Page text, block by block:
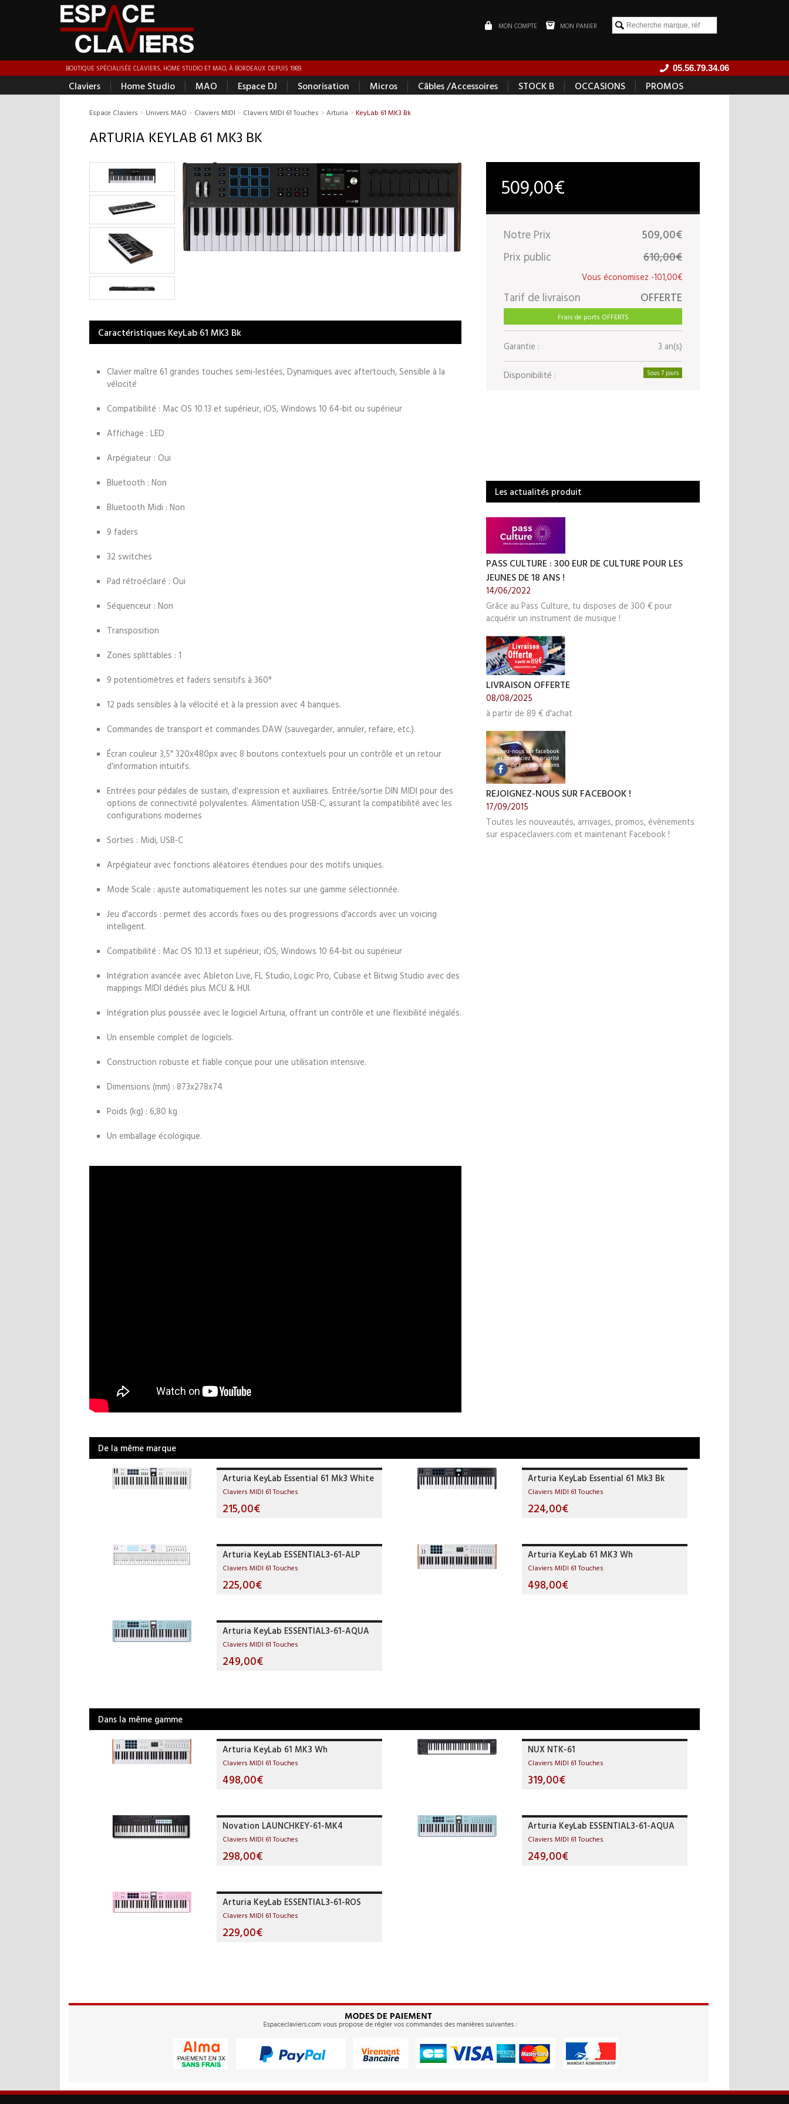
MON PANIER
MON COMPTE
05.56.79.34.06
BOUTIQUE SPÉCIALISÉE CLAVIERS, HOME STUDIO ET MAO, À BORDEAUX DEPUIS 1989.
Claviers | Home Studio | MAO | Espace DJ | Sonorisation | Micros | Câbles /Accessoires | STOCK B | OCCASIONS | PROMOS
Espace Claviers > Univers MAO > Claviers MIDI > Claviers MIDI 61 Touches > Arturia > KeyLab 61 MK3 Bk
ARTURIA KEYLAB 61 MK3 BK
509,00€
Notre Prix
509,00€
Prix public
610,00€
-101,00€
Tarif de livraison OFFERTE
Frais de ports OFFERTS
Garantie : 3 an(s)
Disponibilité : Sous 7 jours
Les actualités produit
PASS CULTURE : 300 EUR DE CULTURE POUR LES
JEUNES DE 18 ANS !
14/06/2022
Grâce au Pass Culture, tu disposes de 300 € pour
acquérir un instrument de musique !
LIVRAISON OFFERTE
08/08/2025
à partir de 89 € d'achat
REJOIGNEZ-NOUS SUR FACEBOOK !
17/09/2015
Toutes les nouveautés, arrivages, promos, évènements
sur espaceclaviers.com et maintenant Facebook !
Caractéristiques KeyLab 61 MK3 Bk
Clavier maître 61 grandes touches semi-lestées, Dynamiques avec aftertouch, Sensible à la
vélocité
Compatibilité : Mac OS 10.13 et supérieur, iOS, Windows 10 64-bit ou supérieur
Affichage : LED
Arpégiateur : Oui
Bluetooth : Non
Bluetooth Midi : Non
9 faders
32 switches
Pad rétroéclairé : Oui
Séquenceur : Non
Transposition
Zones splittables : 1
9 potentiomètres et faders sensitifs à 360°
12 pads sensibles à la vélocité et à la pression avec 4 banques.
Commandes de transport et commandes DAW (sauvegarder, annuler, refaire, etc.).
Écran couleur 3,5" 320x480px avec 8 boutons contextuels pour un contrôle et un retour
d'information intuitifs.
Entrées pour pédales de sustain, d'expression et auxiliaires. Entrée/sortie DIN MIDI pour des
options de connectivité polyvalentes. Alimentation USB-C, assurant la compatibilité avec les
configurations modernes
Sorties : Midi, USB-C
Arpégiateur avec fonctions aléatoires étendues pour des motifs uniques.
Mode Scale : ajuste automatiquement les notes sur une gamme sélectionnée.
Jeu d'accords : permet des accords fixes ou des progressions d'accords avec un voicing
intelligent.
Compatibilité : Mac OS 10.13 et supérieur, iOS, Windows 10 64-bit ou supérieur
Intégration avancée avec Ableton Live, FL Studio, Logic Pro, Cubase et Bitwig Studio avec des
mappings MIDI dédiés plus MCU & HUI.
Intégration plus poussée avec le logiciel Arturia, offrant un contrôle et une flexibilité inégalés.
Un ensemble complet de logiciels.
Construction robuste et fiable conçue pour une utilisation intensive.
Dimensions (mm) : 873x278x74
Poids (kg) : 6,80 kg
Un emballage écologique.
De la même marque
Arturia KeyLab Essential 61 Mk3 White
Claviers MIDI 61 Touches
215,00€
Arturia KeyLab Essential 61 Mk3 Bk
Claviers MIDI 61 Touches
224,00€
Arturia KeyLab ESSENTIAL3-61-ALP
Claviers MIDI 61 Touches
225,00€
Arturia KeyLab 61 MK3 Wh
Claviers MIDI 61 Touches
498,00€
Arturia KeyLab ESSENTIAL3-61-AQUA
Claviers MIDI 61 Touches
249,00€
Dans la même gamme
Arturia KeyLab 61 MK3 Wh
Claviers MIDI 61 Touches
498,00€
NUX NTK-61
Claviers MIDI 61 Touches
319,00€
Novation LAUNCHKEY-61-MK4
Claviers MIDI 61 Touches
298,00€
Arturia KeyLab ESSENTIAL3-61-AQUA
Claviers MIDI 61 Touches
249,00€
Arturia KeyLab ESSENTIAL3-61-ROS
Claviers MIDI 61 Touches
229,00€